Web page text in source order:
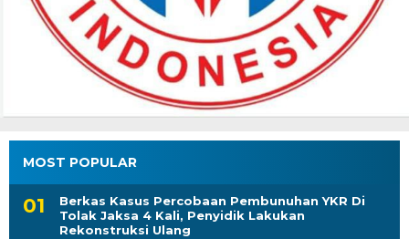
MOST POPULAR
Berkas Kasus Percobaan Pembunuhan YKR Di
Tolak Jaksa 4 Kali, Penyidik Lakukan
Rekonstruksi Ulang